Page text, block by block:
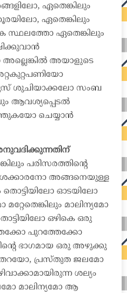
ഏതെങ്കിലും
ഏതെങ്കിലും
സ്ഥലത്തോ ഏതെങ്കിലും
അയാളുടെ
ശുചിയാക്കലോ സംബ
ആവശ്യപ്പെടൽ
ചെയ്യാൻ
പരിസരത്തിന്റെ
അങ്ങനെയുള്ള
തൊട്ടിയിലോ ഓടയിലോ
മാലിന്യമോ
ഒഴികെ ഒരു
പുറത്തേക്കോ
ഭാഗമായ ഒരു അഴുക്കു
തറയോ, പ്രസ്തുത ജലമോ
ശല്യം
മാലിന്യമോ ആ